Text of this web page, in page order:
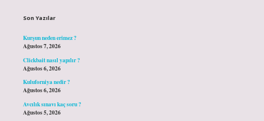
Son Yazılar
Kurşun neden erimez ?
Ağustos 7, 2026
Clickbait nasıl yapılır ?
Ağustos 6, 2026
Kuluforniya nedir ?
Ağustos 6, 2026
Avcılık sınavı kaç soru ?
Ağustos 5, 2026